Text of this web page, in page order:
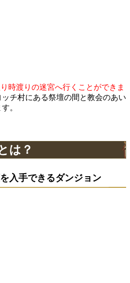
時渡りの迷宮へ行くことができま
チ村にある祭壇の間と教会のあい
。
は？
入手できるダンジョン